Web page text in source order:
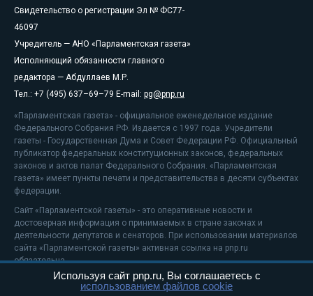
Свидетельство о регистрации Эл № ФС77-
46097
Учредитель — АНО «Парламентская газета»
Исполняющий обязанности главного
редактора — Абдуллаев М.Р.
Тел.: +7 (495) 637–69–79 E-mail: pg@pnp.ru
«Парламентская газета» - официальное еженедельное издание
Федерального Собрания РФ. Издается с 1997 года. Учредители
газеты - Государственная Дума и Совет Федерации РФ. Официальный
публикатор федеральных конституционных законов, федеральных
законов и актов палат Федерального Собрания. «Парламентская
газета» имеет пункты печати и представительства в десяти субъектах
федерации.
Сайт «Парламентской газеты» - это оперативные новости и
достоверная информация о принимаемых в стране законах и
деятельности депутатов и сенаторов. При использовании материалов
сайта «Парламентской газеты» активная ссылка на pnp.ru
обязательна.
На информационном ресурсе применяютсярекомендательные
Используя сайт pnp.ru, Вы соглашаетесь с
использованием файлов cookie